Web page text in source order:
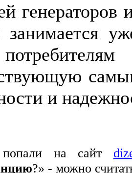
генераторов
занимается
и
на сайт
?» - можно